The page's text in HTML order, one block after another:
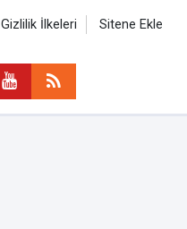
Gizlilik İlkeleri Sitene Ekle